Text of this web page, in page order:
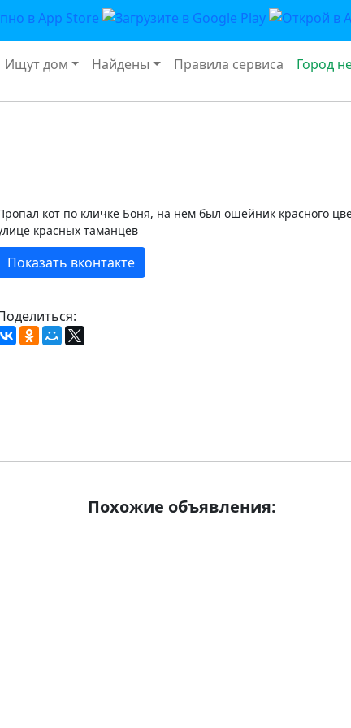
Ищут дом Найдены Правила сервиса Город
кот по кличке Боня, на нем был ошейник красного
красных таманцев
Показать вконтакте
Похожие объявления: